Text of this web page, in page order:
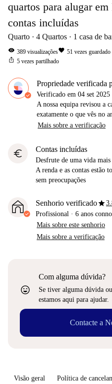
quartos para alugar
contas incluídas
Quarto 4 Quartos 1 casa de
visibility 389 visualizaçõesfavorite 51 vezes
ios_share 5 vezes partilhado
Propriedade verificada
Verificado em 04 set 2025
A nossa equipa revisou a
exatamente o que vês no
Mais sobre a verificação
euro Contas incluídas
Desfrute de uma vida
A renda e as contas estão
sem preocupações
Senhorio verificadostar
Profissional · 6 anos
Mais sobre este senhorio
Mais sobre a verificação
sentiment_very_satisfied
Com alguma dúvida?
Se tiver alguma dúvida
estamos aqui para ajudar.
Contacte a
Visão geral Política de